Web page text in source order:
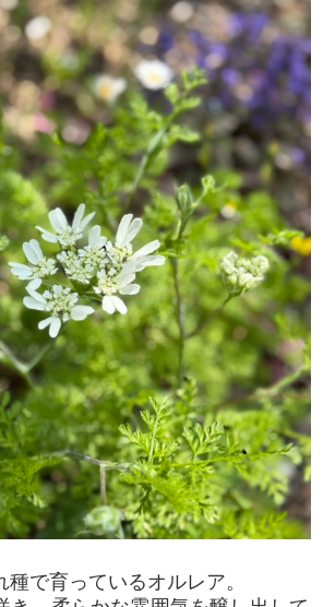
種で育っているオルレア。